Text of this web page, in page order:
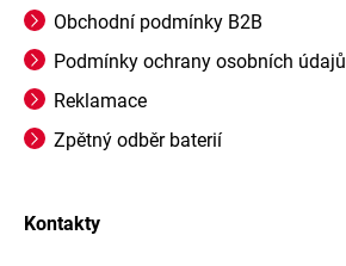
Obchodní podmínky B2B
Podmínky ochrany osobních údajů
Reklamace
Zpětný odběr baterií
Kontakty